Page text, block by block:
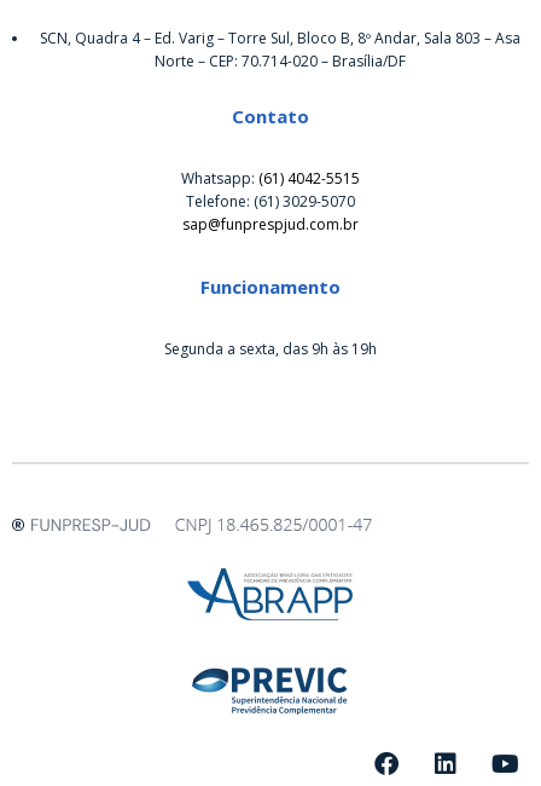
SCN, Quadra 4 – Ed. Varig – Torre Sul, Bloco B, 8º Andar, Sala 803 – Asa
Norte – CEP: 70.714-020 – Brasília/DF
Contato
Whatsapp: (61) 4042-5515
Telefone: (61) 3029-5070
sap@funprespjud.com.br
Funcionamento
Segunda a sexta, das 9h às 19h